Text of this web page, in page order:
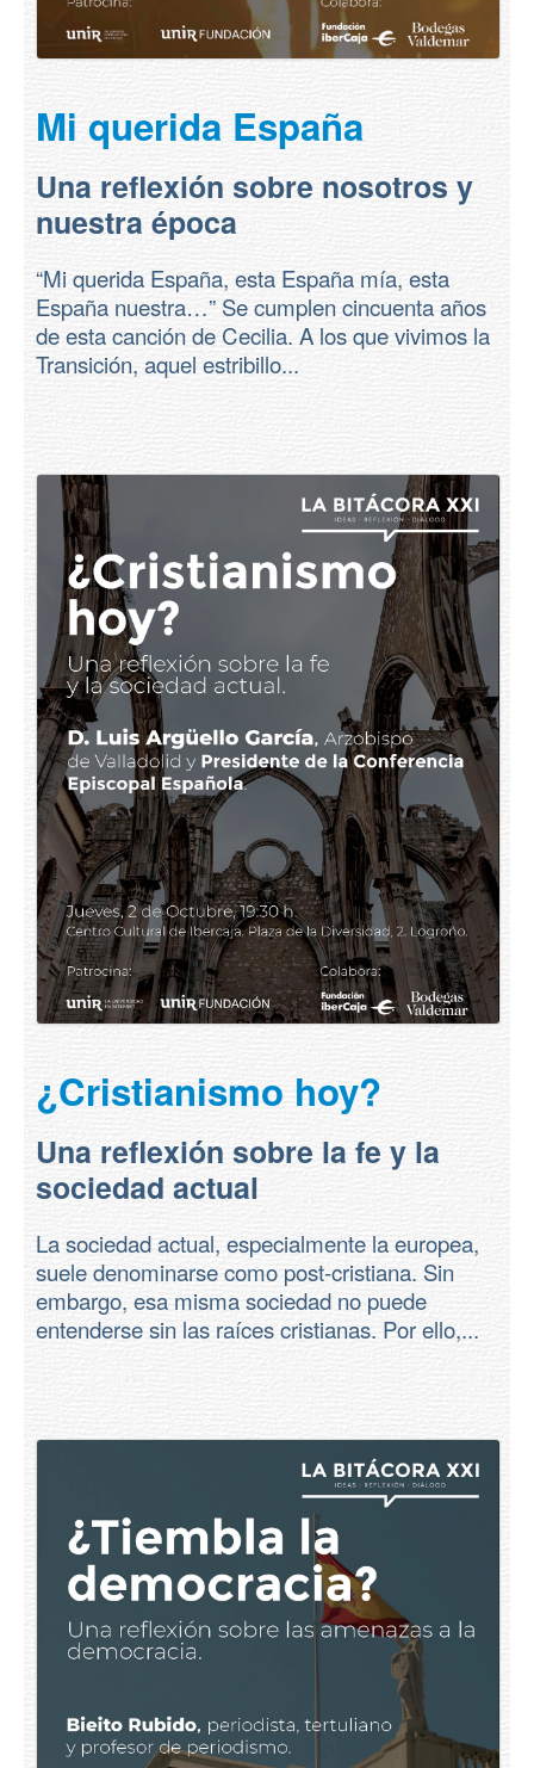
Mi querida España
Una reflexión sobre nosotros y
nuestra época
“Mi querida España, esta España mía, esta
España nuestra…” Se cumplen cincuenta años
de esta canción de Cecilia. A los que vivimos la
Transición, aquel estribillo...
¿Cristianismo hoy?
Una reflexión sobre la fe y la
sociedad actual
La sociedad actual, especialmente la europea,
suele denominarse como post-cristiana. Sin
embargo, esa misma sociedad no puede
entenderse sin las raíces cristianas. Por ello,...